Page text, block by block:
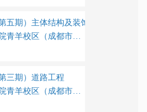
五期）主体结构及装饰装修一班
三期）道路工程